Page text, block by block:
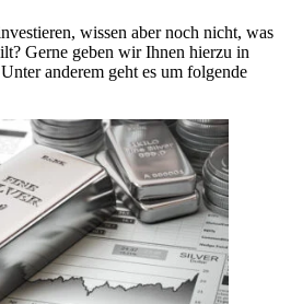
wissen aber noch nicht, was
Gerne geben wir Ihnen hierzu in
anderem geht es um folgende